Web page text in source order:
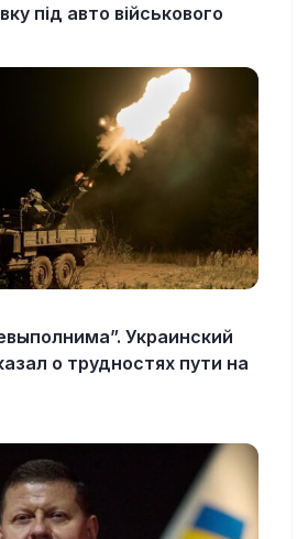
під авто військового
Украинский
о трудностях пути на